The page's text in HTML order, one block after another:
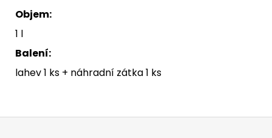
Objem:
1 l
Balení:
lahev 1 ks + náhradní zátka 1 ks
Z